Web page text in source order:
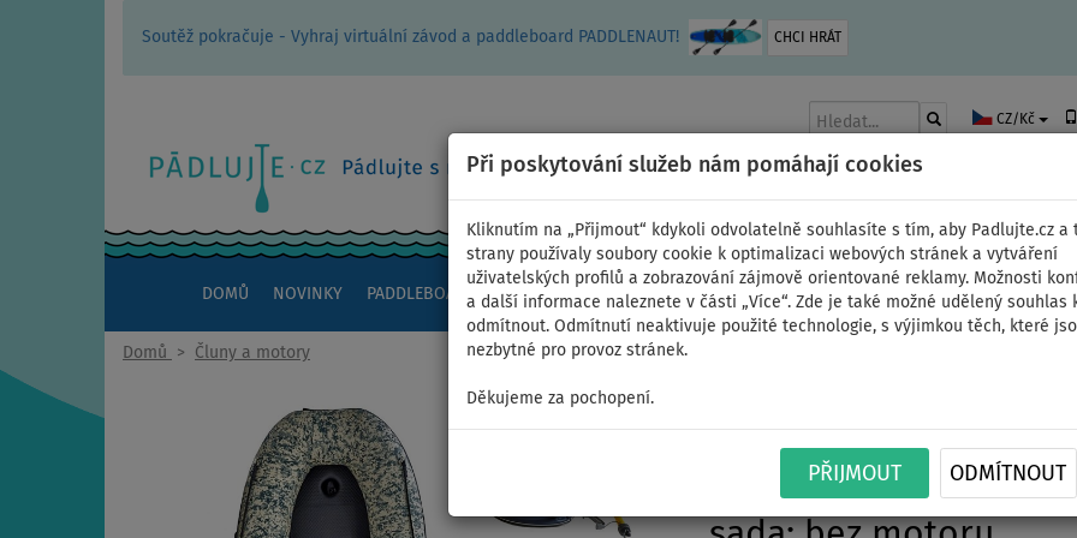
Soutěž pokračuje - Vyhraj virtuální závod a paddleboard PADDLENAUT! CHCI HRÁT
Při poskytování služeb nám pomáhají cookies
Kliknutím na „Přijmout“ kdykoli odvolatelně souhlasíte s tím, aby Padlujte.cz a
strany používaly soubory cookie k optimalizaci webových stránek a vytváření
uživatelských profilů a zobrazování zájmově orientované reklamy. Možnosti
a další informace naleznete v části „Více“. Zde je také možné udělený souhlas
odmítnout. Odmítnutí neaktivuje použité technologie, s výjimkou těch, které
nezbytné pro provoz stránek.
Děkujeme za pochopení.
PŘIJMOUT ODMÍTNOUT
CZ/Kč
DOMŮ NOVINKY PADDLEBOARDY KAJAKY ČLUNY A MOTORY PÁDLA PLACHTY OBLEČENÍ
Domů > Čluny a motory
Člun GLADIATOR
nafukovací člun s